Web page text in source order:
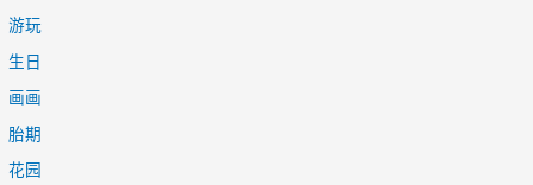
游玩
生日
画画
胎期
花园